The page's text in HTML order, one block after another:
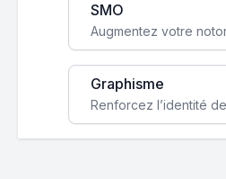
SMO
Graphisme